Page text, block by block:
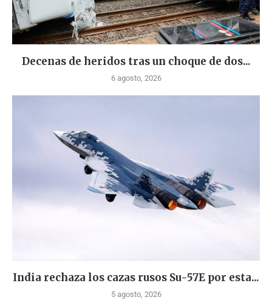
Decenas de heridos tras un choque de dos...
6 agosto, 2026
India rechaza los cazas rusos Su-57E por esta...
5 agosto, 2026